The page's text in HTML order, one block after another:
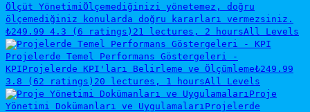
Ölçüt Yönetimi Ölçemediğinizi yönetemez, doğru
ölçemediğiniz konularda doğru kararları vermezsiniz.
₺249.99 4.3 (6 ratings) 21 lectures, 2 hoursAll Levels
Projelerde Temel Performans Göstergeleri -
KPIProjelerde KPI'ları Belirleme ve Ölçümleme₺249.99
3.8 (62 ratings) 20 lectures, 1 hoursAll Levels
Proje
Yönetimi Dokümanları ve Uygulamaları Projelerde